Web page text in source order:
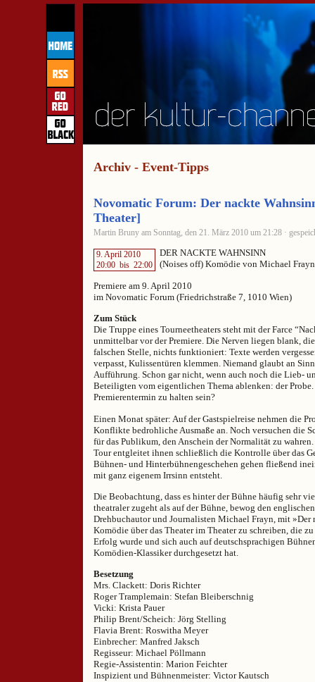
Archiv - Event-Tipps
Novomatic Forum: Der nackte
Theater]
Martin Bruny am Sonntag, den 21. März 2010 um 21:28 ·
9. April 2010
20:00 bis 22:00
DER NACKTE WAHNSINN
(Noises off) Komödie von Michael Frayn
Premiere am 9. April 2010
im Novomatic Forum (Friedrichstraße 7, 1010 Wien)
Zum Stück
Die Truppe eines Tourneetheaters steht mit der Farce
unmittelbar vor der Premiere. Die Nerven liegen blank,
falschen Stelle, nichts funktioniert: Texte werden
verpasst, Kulissentüren klemmen. Niemand glaubt an
Aufführung. Schon gar nicht, wenn auch noch die Lieb-
Beteiligten vom eigentlichen Thema ablenken: der
Premierentermin zu halten sein?
Einen Monat später: Auf der Gastspielreise nehmen die
Konflikte bedrohliche Ausmaße an. Noch versuchen die
für das Publikum, den Anschein der Normalität zu
Tour entgleitet ihnen schließlich die Kontrolle über das
Bühnen- und Hinterbühnengeschehen gehen fließend
mit ganz eigenem Irrsinn entsteht.
Die Beobachtung, dass es hinter der Bühne häufig sehr
theatraler zugeht als auf der Bühne, bewog den
Drehbuchautor und Journalisten Michael Frayn, mit »Der
Komödie über das Theater im Theater zu schreiben, die
Erfolg wurde und sich auch auf deutschsprachigen
Komödien-Klassiker durchgesetzt hat.
Besetzung
Mrs. Clackett: Doris Richter
Roger Tramplemain: Stefan Bleiberschnig
Vicki: Krista Pauer
Philip Brent/Scheich: Jörg Stelling
Flavia Brent: Roswitha Meyer
Einbrecher: Manfred Jaksch
Regisseur: Michael Pöllmann
Regie-Assistentin: Marion Feichter
Inspizient und Bühnenmeister: Victor Kautsch